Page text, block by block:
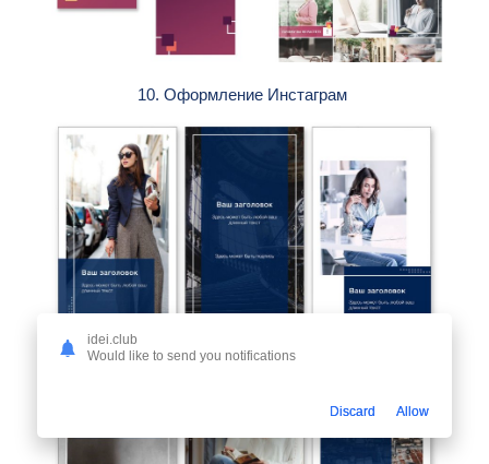
10. Оформление Инстаграм
idei.club
Would like to send you notifications
Discard Allow